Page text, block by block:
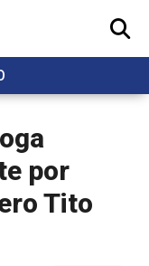
BUSCAR
por
Tito